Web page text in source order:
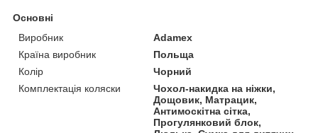
Основні
Виробник
Adamex
Країна виробник
Польща
Колір
Чорний
Комплектація коляски
Чохол-накидка на ніжки,
Дощовик, Матрацик,
Антимоскітна сітка,
Прогулянковий блок,